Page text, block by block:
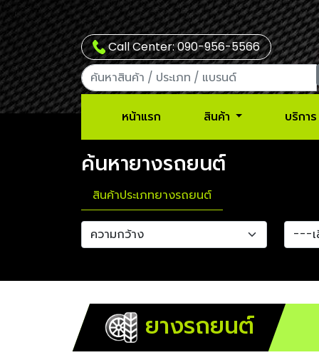
Call Center: 090-956-5566
หน้าแรก สินค้า บริการ
ค้นหายางรถยนต์
สินค้าประเภทยางรถยนต์
ยางรถยนต์